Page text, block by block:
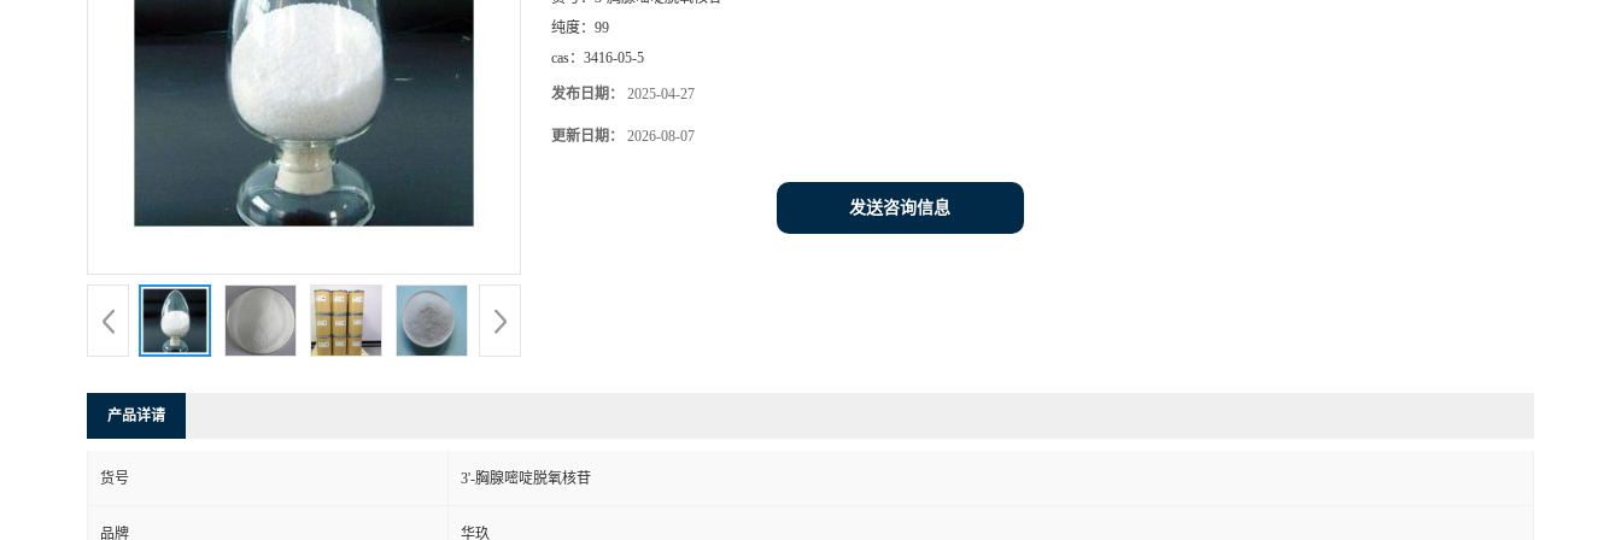
纯度： 99
cas： 3416-05-5
发布日期： 2025-04-27
更新日期： 2026-08-07
发送咨询信息
产品详请
货号 3'-胸腺嘧啶脱氧核苷
品牌 华玖